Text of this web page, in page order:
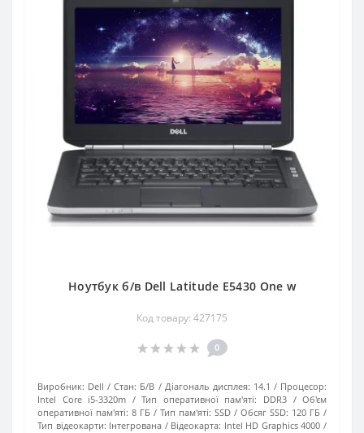
Ноутбук б/в Dell Latitude E5430 One w
Код товару: 427175
0
Виробник: Dell Стан: Б/В Діагональ дисплея: 14.1
Процесор:
Intel Core i5-3320m
Тип оперативної пам'яті: DDR3
Об'єм
оперативної пам'яті: 8 ГБ Тип пам'яті: SSD Обсяг SSD: 120 ГБ
Тип відеокарти: Інтегрована Відеокарта: Intel HD Graphics 4000